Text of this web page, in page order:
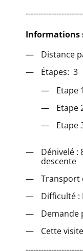
Informations
Distance
Étapes: 3
Etape
Etape
Etape
Dénivelé :
descente
Transport
Difficulté :
Demande
Cette